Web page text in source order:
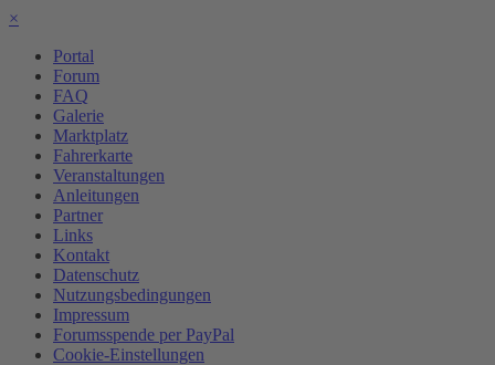
×
Portal
Forum
FAQ
Galerie
Marktplatz
Fahrerkarte
Veranstaltungen
Anleitungen
Partner
Links
Kontakt
Datenschutz
Nutzungsbedingungen
Impressum
Forumsspende per PayPal
Cookie-Einstellungen